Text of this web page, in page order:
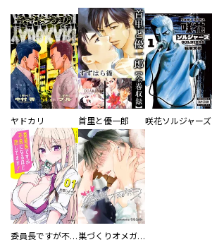
ヤドカリ 首里と優一郎 咲花ソルジャーズ
委員長ですが不良になるほど恋してます！ 巣づくりオメガバース